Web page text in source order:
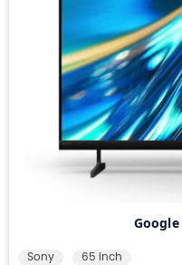
Google
Sony 65 inch